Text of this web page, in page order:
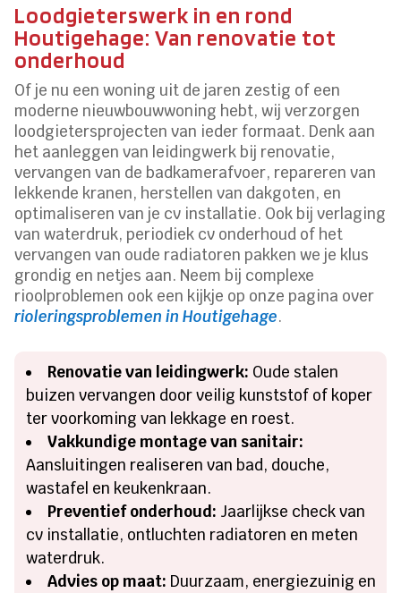
Loodgieterswerk in en rond
Houtigehage: Van renovatie tot
onderhoud
Of je nu een woning uit de jaren zestig of een
moderne nieuwbouwwoning hebt, wij verzorgen
loodgietersprojecten van ieder formaat. Denk aan
het aanleggen van leidingwerk bij renovatie,
vervangen van de badkamerafvoer, repareren van
lekkende kranen, herstellen van dakgoten, en
optimaliseren van je cv installatie. Ook bij verlaging
van waterdruk, periodiek cv onderhoud of het
vervangen van oude radiatoren pakken we je klus
grondig en netjes aan. Neem bij complexe
rioolproblemen ook een kijkje op onze pagina over
rioleringsproblemen in Houtigehage.
Renovatie van leidingwerk: Oude stalen
buizen vervangen door veilig kunststof of koper
ter voorkoming van lekkage en roest.
Vakkundige montage van sanitair:
Aansluitingen realiseren van bad, douche,
wastafel en keukenkraan.
Preventief onderhoud: Jaarlijkse check van
cv installatie, ontluchten radiatoren en meten
waterdruk.
Advies op maat: Duurzaam, energiezuinig en